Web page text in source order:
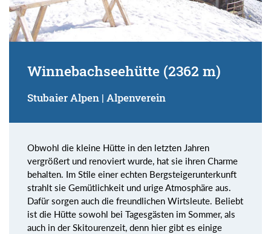
Winnebachseehütte (2362 m)
Stubaier Alpen | Alpenverein
Obwohl die kleine Hütte in den letzten Jahren
vergrößert und renoviert wurde, hat sie ihren Charme
behalten. Im Stile einer echten Bergsteigerunterkunft
strahlt sie Gemütlichkeit und urige Atmosphäre aus.
Dafür sorgen auch die freundlichen Wirtsleute. Beliebt
ist die Hütte sowohl bei Tagesgästen im Sommer, als
auch in der Skitourenzeit, denn hier gibt es einige